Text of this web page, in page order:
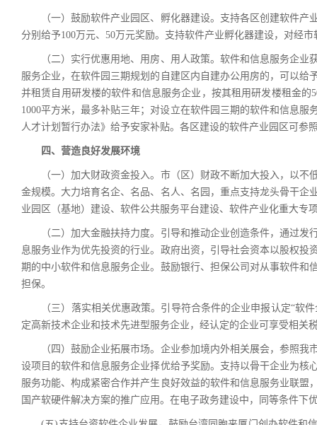
（一）鼓励软件产业园区、孵化器建设。支持各区创建软件产
分别给予100万元、50万元奖励。支持软件产业孵化器建设，对经
（二）实行优惠用地、用房、用人政策。软件和信息服务企业
服务企业，在软件园三期规划的自建区内自建办公用房的，可以
并租赁自用研发楼的软件和信息服务企业，按其租用研发楼租金
1000平方米，最多补贴三年；对设立在软件园三期的软件和信息
人才计划暂行办法》给予安家补贴。各区建设的软件产业园区可参
四、营造良好发展环境
（一）加大财政资金投入。市（区）财政不断加大投入，以不
金规模。大力培育名企、名品、名人、名园，重点支持龙头骨干
业园区（基地）建设、软件公共服务平台建设、软件产业化重大专
（二）加大金融扶持力度。引导和推动企业创造条件，通过发
息服务业作为优先投资的行业。政府出资，引导社会资本以股权
期的中小软件和信息服务企业。鼓励银行、担保公司对从事软件
担保。
（三）落实相关优惠政策。引导符合条件的企业申报认定“软件
定高新技术企业和技术先进型服务企业，经认定的企业可享受相关
（四）鼓励企业拓展市场。企业参加境内外相关展会，参照我
设项目的软件和信息服务企业择优给予奖励。支持以骨干企业为
服务功能、构成紧密合作并产生良好效益的软件和信息服务业联
国产软硬件解决方案的推广应用。在电子政务建设中，同等条件下